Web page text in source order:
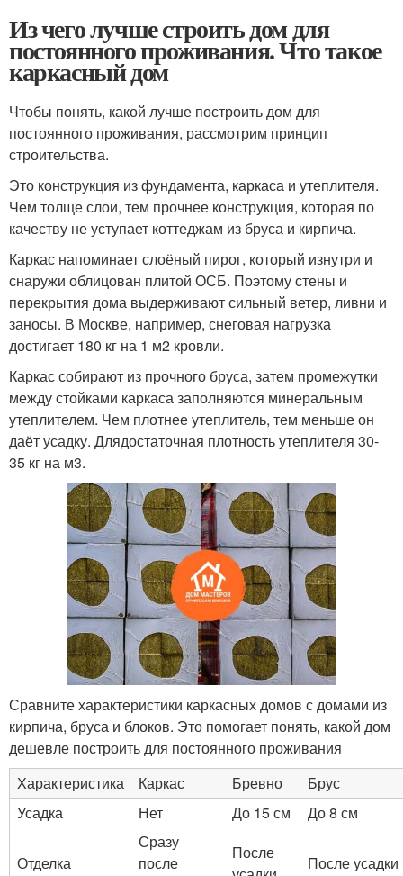
Из чего лучше строить дом для
постоянного проживания. Что такое
каркасный дом
Чтобы понять, какой лучше построить дом для
постоянного проживания, рассмотрим принцип
строительства.
Это конструкция из фундамента, каркаса и утеплителя.
Чем толще слои, тем прочнее конструкция, которая по
качеству не уступает коттеджам из бруса и кирпича.
Каркас напоминает слоёный пирог, который изнутри и
снаружи облицован плитой ОСБ. Поэтому стены и
перекрытия дома выдерживают сильный ветер, ливни и
заносы. В Москве, например, снеговая нагрузка
достигает 180 кг на 1 м2 кровли.
Каркас собирают из прочного бруса, затем промежутки
между стойками каркаса заполняются минеральным
утеплителем. Чем плотнее утеплитель, тем меньше он
даёт усадку. Длядостаточная плотность утеплителя 30-
35 кг на м3.
Сравните характеристики каркасных домов с домами из
кирпича, бруса и блоков. Это помогает понять, какой дом
дешевле построить для постоянного проживания
Характеристика
Каркас Бревно
Брус
Усадка
Нет До 15 см До 8 см
Отделка
Сразу
после
После
После усадки